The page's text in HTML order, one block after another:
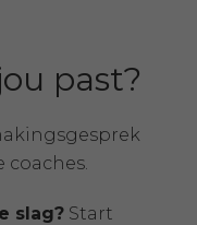
past?
coaches.
slag? Start